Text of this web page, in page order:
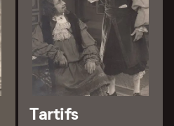
Tartifs